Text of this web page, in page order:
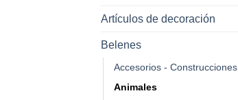
Artículos de decoración
Belenes
Accesorios - Construcciones
Animales